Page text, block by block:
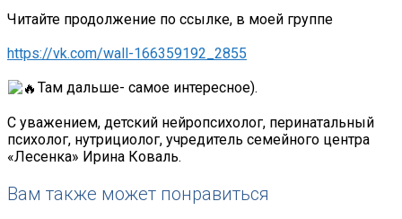
Читайте продолжение по ссылке, в моей группе
https://vk.com/wall-166359192_2855
Там дальше- самое интересное).
С уважением, детский нейропсихолог, перинатальный
психолог, нутрициолог, учредитель семейного центра
«Лесенка» Ирина Коваль.
Вам также может понравиться